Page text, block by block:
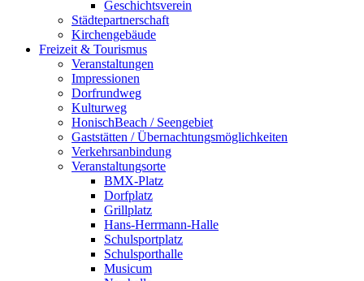
Geschichtsverein
Städtepartnerschaft
Kirchengebäude
Freizeit & Tourismus
Veranstaltungen
Impressionen
Dorfrundweg
Kulturweg
HonischBeach / Seengebiet
Gaststätten / Übernachtungsmöglichkeiten
Verkehrsanbindung
Veranstaltungsorte
BMX-Platz
Dorfplatz
Grillplatz
Hans-Herrmann-Halle
Schulsportplatz
Schulsporthalle
Musicum